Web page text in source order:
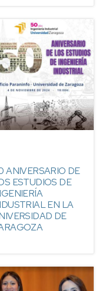
ANIVERSARIO DE
ESTUDIOS DE
EN LA
DE